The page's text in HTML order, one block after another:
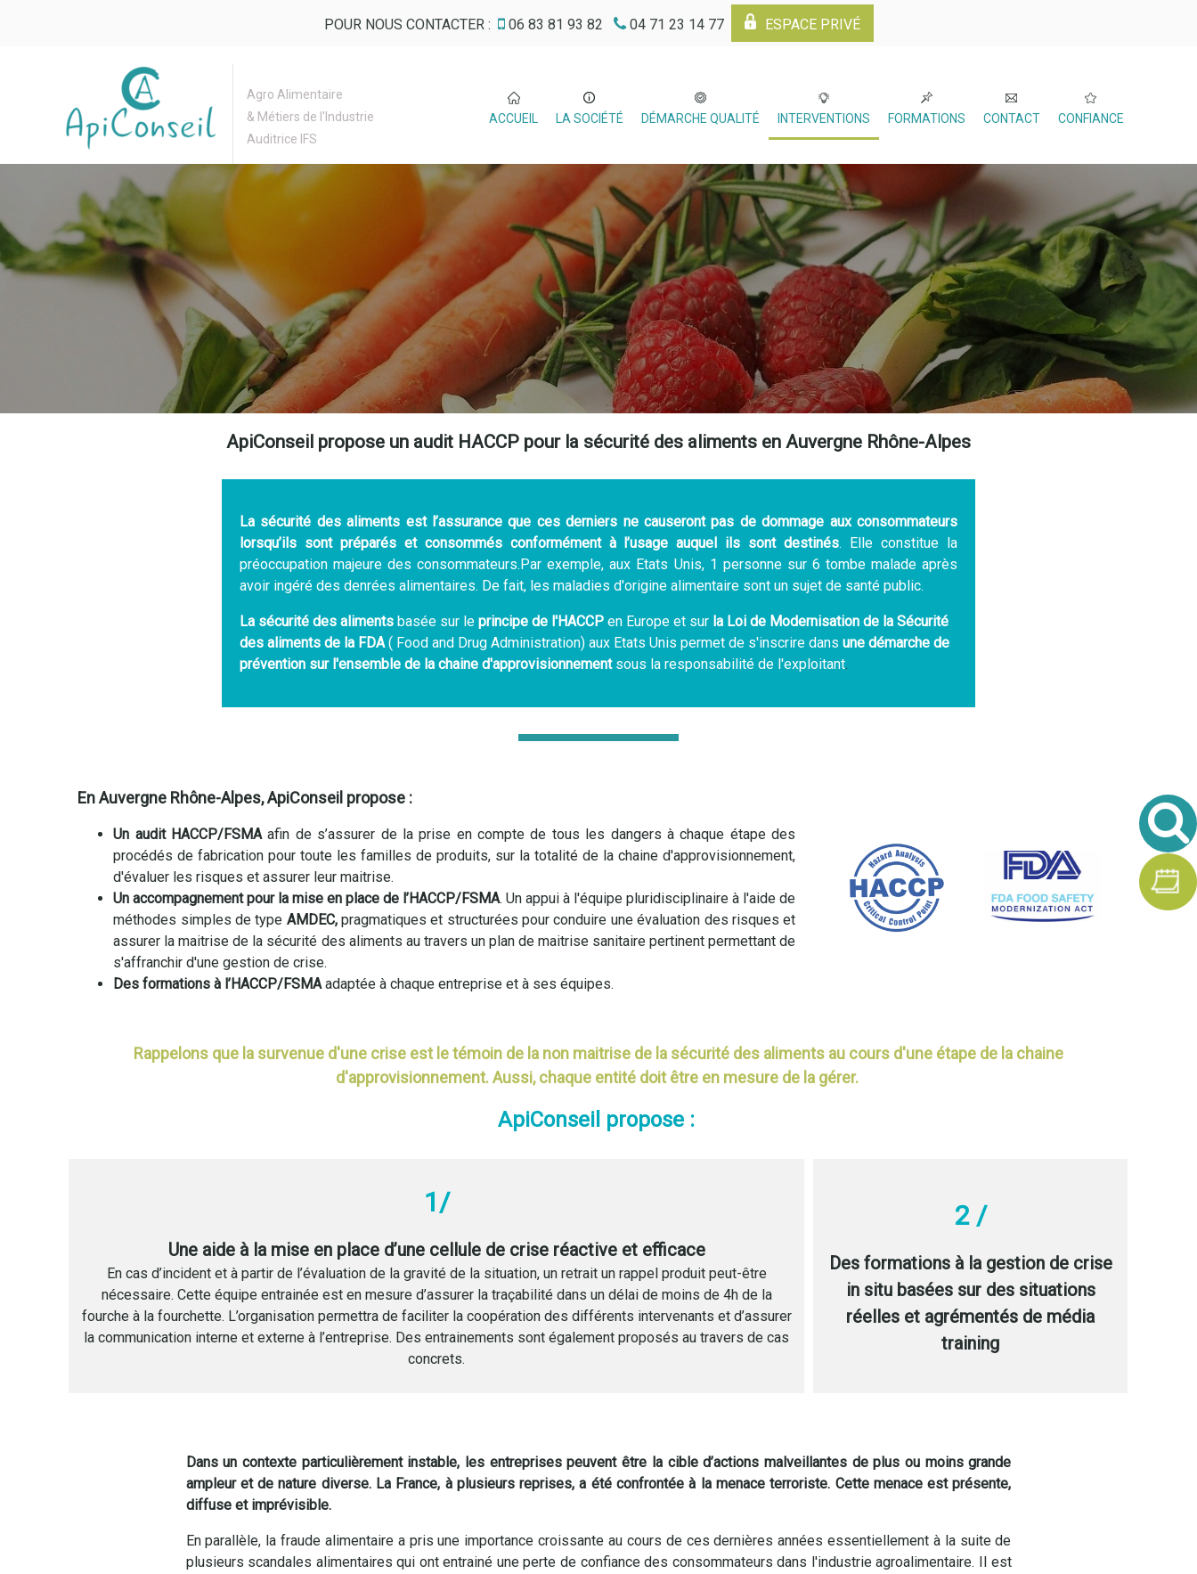
POUR NOUS CONTACTER : 06 83 81 93 82 04 71 23 14 77 ESPACE PRIVÉ
Agro Alimentaire
& Métiers de l'Industrie
Auditrice IFS
ACCUEIL LA SOCIÉTÉ DÉMARCHE QUALITÉ INTERVENTIONS FORMATIONS CONTACT CONFIANCE
ApiConseil propose un audit HACCP pour la sécurité des aliments en Auvergne Rhône-Alpes
La sécurité des aliments est l’assurance que ces derniers ne causeront pas de dommage aux consommateurs
lorsqu’ils sont préparés et consommés conformément à l’usage auquel ils sont destinés. Elle constitue la
préoccupation majeure des consommateurs.Par exemple, aux Etats Unis, 1 personne sur 6 tombe malade après
avoir ingéré des denrées alimentaires. De fait, les maladies d'origine alimentaire sont un sujet de santé public.
La sécurité des aliments basée sur le principe de l'HACCP en Europe et sur la Loi de Modernisation de la Sécurité
des aliments de la FDA( Food and Drug Administration) aux Etats Unis permet de s'inscrire dans une démarche de
prévention sur l'ensemble de la chaine d'approvisionnementsous la responsabilité de l'exploitant.
En Auvergne Rhône-Alpes, ApiConseil propose :
Un audit HACCP/FSMAafin de s’assurer de la prise en compte de tous les dangers à chaque étape des
procédés de fabrication pour toute les familles de produits, sur la totalité de la chaine d'approvisionnement,
d'évaluer les risques et assurer leur maitrise.
Un accompagnement pour la mise en place de l’HACCP/FSMA. Un appui à l'équipe pluridisciplinaire à l'aide de
méthodes simples de type AMDEC, pragmatiques et structurées pour conduire une évaluation des risques et
assurer la maitrise de la sécurité des aliments au travers un plan de maitrise sanitaire pertinent permettant de
s'affranchir d'une gestion de crise.
Des formations à l’HACCP/FSMAadaptée à chaque entreprise et à ses équipes.
Rappelons que la survenue d'une crise est le témoin de la non maitrise de la sécurité des aliments au cours d'une étape de la chaine
d'approvisionnement. Aussi, chaque entité doit être en mesure de la gérer.
ApiConseil propose :
1/
Une aide à la mise en place d’une cellule de crise réactive et efficace
En cas d’incident et à partir de l’évaluation de la gravité de la situation, un retrait un rappel produit peut-être
nécessaire. Cette équipe entrainée est en mesure d’assurer la traçabilité dans un délai de moins de 4h de la
fourche à la fourchette. L’organisation permettra de faciliter la coopération des différents intervenants et d’assurer
la communication interne et externe à l’entreprise. Des entrainements sont également proposés au travers de cas
concrets.
2 /
Des formations à la gestion de crise
in situ basées sur des situations
réelles et agrémentés de média
training
Dans un contexte particulièrement instable, les entreprises peuvent être la cible d’actions malveillantes de plus ou moins grande
ampleur et de nature diverse. La France, à plusieurs reprises, a été confrontée à la menace terroriste. Cette menace est présente,
diffuse et imprévisible.
En parallèle, la fraude alimentaire a pris une importance croissante au cours de ces dernières années essentiellement à la suite de
plusieurs scandales alimentaires qui ont entrainé une perte de confiance des consommateurs dans l'industrie agroalimentaire. Il est